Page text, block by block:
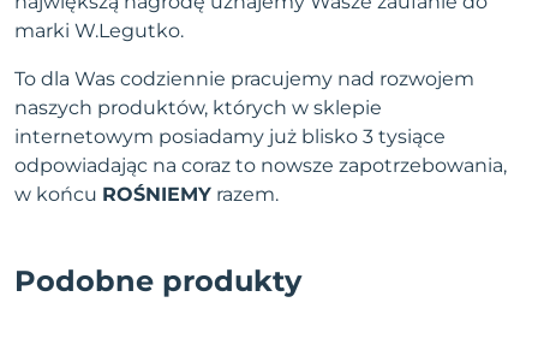
marki W.Legutko.
To dla Was codziennie pracujemy nad rozwojem
naszych produktów, których w sklepie
internetowym posiadamy już blisko 3 tysiące
odpowiadając na coraz to nowsze zapotrzebowania,
w końcu ROŚNIEMY razem.
Podobne produkty